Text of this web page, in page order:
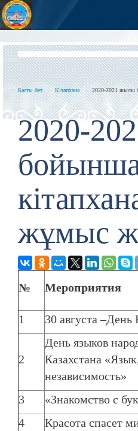
Басты бет Кітапхана 2020-2021 жылы
2020-
жұмыс
№ Мероприятия
1 30 августа
2
День языков
Казахстана
независимость»
3 «Знакомство с
4
Красота спасет